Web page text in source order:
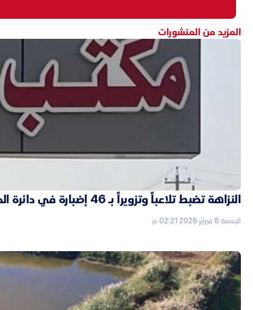
المزيد من المنشورات
النزاهة تضبط تلاعباً وتزويراً بـ 46 إضبارة في دائرة الحماية الاجتماعية بالأنبار
الجمعة 6 فبراير 2026 02:21 م